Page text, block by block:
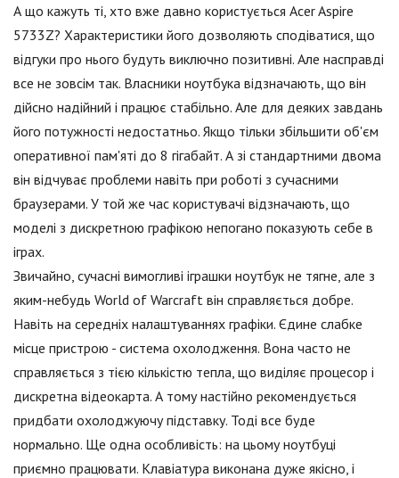
А що кажуть ті, хто вже давно користується Acer Aspire
5733Z? Характеристики його дозволяють сподіватися, що
відгуки про нього будуть виключно позитивні. Але насправді
все не зовсім так. Власники ноутбука відзначають, що він
дійсно надійний і працює стабільно. Але для деяких завдань
його потужності недостатньо. Якщо тільки збільшити об'єм
оперативної пам'яті до 8 гігабайт. А зі стандартними двома
він відчуває проблеми навіть при роботі з сучасними
браузерами. У той же час користувачі відзначають, що
моделі з дискретною графікою непогано показують себе в
іграх.
Звичайно, сучасні вимогливі іграшки ноутбук не тягне, але з
яким-небудь World of Warcraft він справляється добре.
Навіть на середніх налаштуваннях графіки. Єдине слабке
місце пристрою - система охолодження. Вона часто не
справляється з тією кількістю тепла, що виділяє процесор і
дискретна відеокарта. А тому настійно рекомендується
придбати охолоджуючу підставку. Тоді все буде
нормально. Ще одна особливість: на цьому ноутбуці
приємно працювати. Клавіатура виконана дуже якісно, і